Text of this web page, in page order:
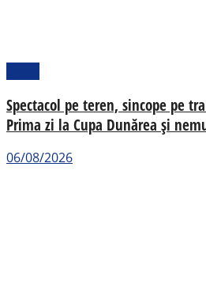
Spectacol pe teren, sincope pe
Prima zi la Cupa Dunărea și
06/08/2026